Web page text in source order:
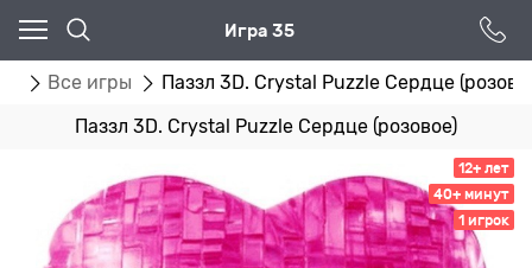
Игра 35
Все игры Паззл 3D. Crystal Puzzle Сердце
Паззл 3D. Crystal Puzzle Сердце (розовое)
12+ лет
40+ минут
1 игрок